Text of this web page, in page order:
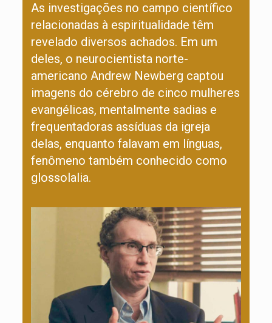
As investigações no campo científico
relacionadas à espiritualidade têm
revelado diversos achados. Em um
deles, o neurocientista norte-
americano Andrew Newberg captou
imagens do cérebro de cinco mulheres
evangélicas, mentalmente sadias e
frequentadoras assíduas da igreja
delas, enquanto falavam em línguas,
fenômeno também conhecido como
glossolalia.